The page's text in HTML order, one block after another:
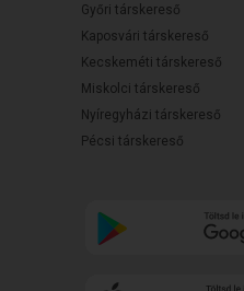
Győri társkereső
Kaposvári társkereső
Kecskeméti társkereső
Miskolci társkereső
Nyíregyházi társkereső
Pécsi társkereső